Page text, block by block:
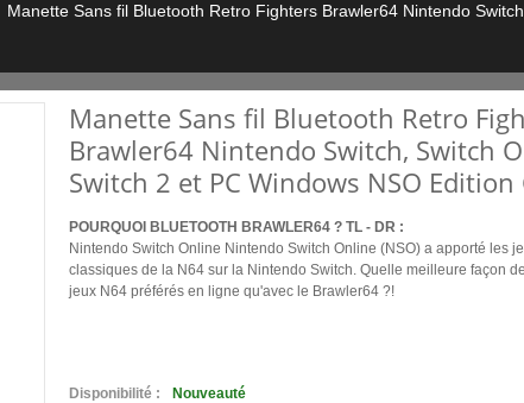
Manette Sans fil Bluetooth Retro Fighters Brawler64 Nintendo
Manette Sans fil Bluetooth Retro
Brawler64 Nintendo Switch, Switch
Switch 2 et PC Windows NSO Edition
POURQUOI BLUETOOTH BRAWLER64 ? TL - DR :
Nintendo Switch Online Nintendo Switch Online (NSO) a apporté les
classiques de la N64 sur la Nintendo Switch. Quelle meilleure façon
jeux N64 préférés en ligne qu'avec le Brawler64 ?!
Disponibilité : Nouveauté